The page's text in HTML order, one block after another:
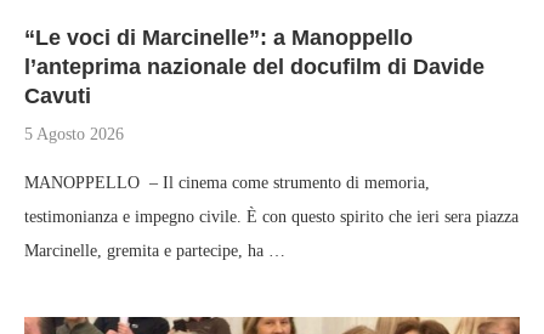
“Le voci di Marcinelle”: a Manoppello
l’anteprima nazionale del docufilm di Davide
Cavuti
5 Agosto 2026
MANOPPELLO – Il cinema come strumento di memoria,
testimonianza e impegno civile. È con questo spirito che ieri sera piazza
Marcinelle, gremita e partecipe, ha …